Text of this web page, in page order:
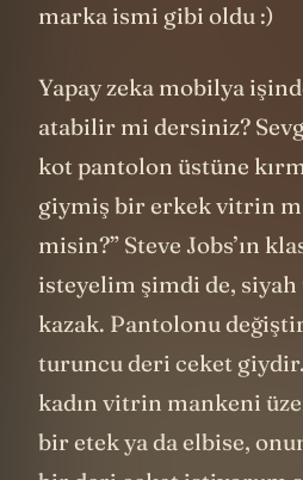
marka ismi gibi oldu :)
Yapay zeka mobilya
atabilir mi dersiniz?
kot pantolon üstüne
giymiş bir erkek vitrin
misin?” Steve Jobs’ın
isteyelim şimdi de, siyah
kazak. Pantolonu
turuncu deri ceket
kadın vitrin mankeni
bir etek ya da elbise,